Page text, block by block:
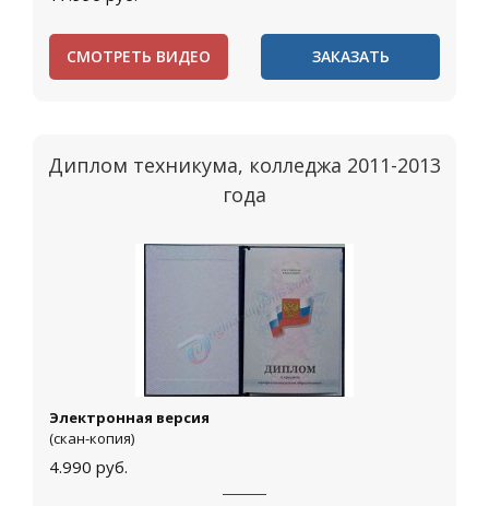
СМОТРЕТЬ ВИДЕО ЗАКАЗАТЬ
Диплом техникума, колледжа 2011-2013
года
Электронная версия
(скан-копия)
4.990 руб.